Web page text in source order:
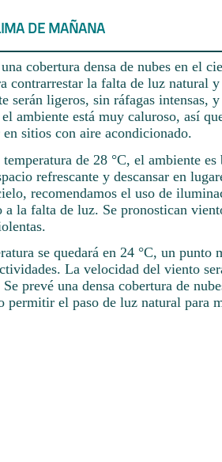
DE MAÑANA
cobertura densa de nubes en el
contrarrestar la falta de luz natural
serán ligeros, sin ráfagas intensas,
ambiente está muy caluroso, así
sitios con aire acondicionado.
de 28 °C, el ambiente es
refrescante y descansar en
recomendamos el uso de
la falta de luz. Se pronostican
se quedará en 24 °C, un punto
La velocidad del viento
prevé una densa cobertura de
permitir el paso de luz natural para